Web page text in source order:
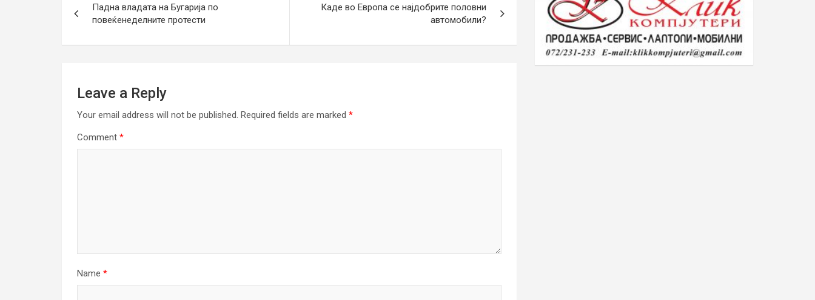
navigation
Падна владата на Бугарија по
повеќенеделните протести
Каде во Европа се најдобрите половни
автомобили?
Leave a Reply
Your email address will not be published. Required fields are marked *
Comment *
Name *